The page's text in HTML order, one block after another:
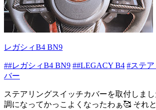
レガシィB4 BN9
##レガシィB4 BN9 ##LEGACY B4 #ステ
バー
ステアリングスイッチカバーを取付しま
調になってかっこよくなったわぁ🥰 それ